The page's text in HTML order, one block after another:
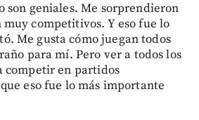
son geniales. Me sorprendieron
muy competitivos. Y eso fue lo
Me gusta cómo juegan todos
para mí. Pero ver a todos los
competir en partidos
eso fue lo más importante